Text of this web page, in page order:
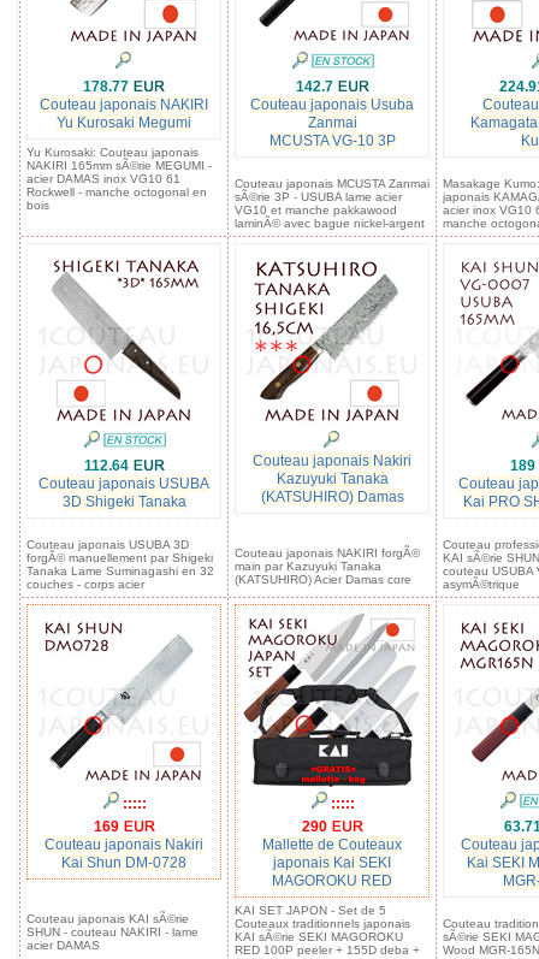
178.77
Couteau japonais NAKIRI
Yu Kurosaki Megumi
Yu Kurosaki: Couteau japonais
NAKIRI 165mm sÃ©rie MEGUMI -
acier DAMAS inox VG10 61
Rockwell - manche octogonal en
bois
142.7
Couteau japonais Usuba
Zanmai
MCUSTA VG-10 3P
Couteau japonais MCUSTA Zanmai
sÃ©rie 3P - USUBA lame acier
VG10 et manche pakkawood
laminÃ© avec bague nickel-argent
Masakage
japonais
acier inox VG10
manche
112.64
Couteau japonais USUBA
3D Shigeki Tanaka
Couteau japonais USUBA 3D
forgÃ© manuellement par Shigeki
Tanaka Lame Suminagashi en 32
couches - corps acier
Couteau japonais Nakiri
Kazuyuki Tanaka
(KATSUHIRO) Damas
Couteau japonais NAKIRI forgÃ©
main par Kazuyuki Tanaka
(KATSUHIRO) Acier Damas core
189
Couteau
Kai PRO
Couteau
KAI sÃ©rie
couteau USUBA
asymÃ©trique
:::::
169
Couteau japonais Nakiri
Kai Shun DM-0728
Couteau japonais KAI sÃ©rie
SHUN - couteau NAKIRI - lame
acier DAMAS
:::::
290
Mallette de Couteaux
japonais Kai SEKI
MAGOROKU RED
KAI SET JAPON - Set de 5
Couteaux traditionnels japonais
KAI sÃ©rie SEKI MAGOROKU
RED 100P peeler + 155D deba +
Couteau
Kai SEKI
Couteau
sÃ©rie SEKI
Wood MGR-